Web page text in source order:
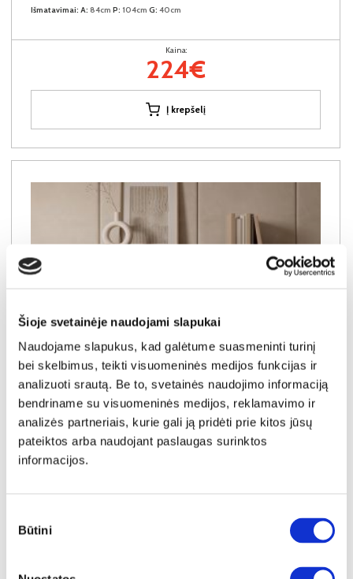
Šioje svetainėje naudojami slapukai
Naudojame slapukus, kad galėtume suasmeninti turinį
bei skelbimus, teikti visuomeninės medijos funkcijas ir
analizuoti srautą. Be to, svetainės naudojimo informaciją
bendriname su visuomeninės medijos, reklamavimo ir
analizės partneriais, kurie gali ją pridėti prie kitos jūsų
pateiktos arba naudojant paslaugas surinktos
informacijos.
pasirinkimas
Būtini
Išmatavimai: A: 84cm P: 104cm G: 40cm
Kaina:
224€
Į krepšelį
NAUJIENA YRA SANDĖLYJE
SEMI C komoda-indauja 3D3S
154cm 40cm